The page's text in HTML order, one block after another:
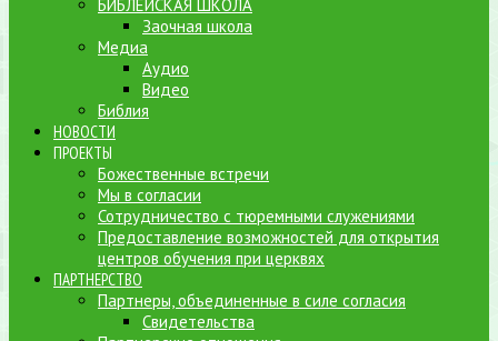
БИБЛЕЙСКАЯ ШКОЛА
Заочная школа
Медиа
Аудио
Видео
Библия
НОВОСТИ
ПРОЕКТЫ
Божественные встречи
Мы в согласии
Сотрудничество с тюремными служениями
Предоставление возможностей для открытия
центров обучения при церквях
ПАРТНЕРСТВО
Партнеры, объединенные в силе согласия
Свидетельства